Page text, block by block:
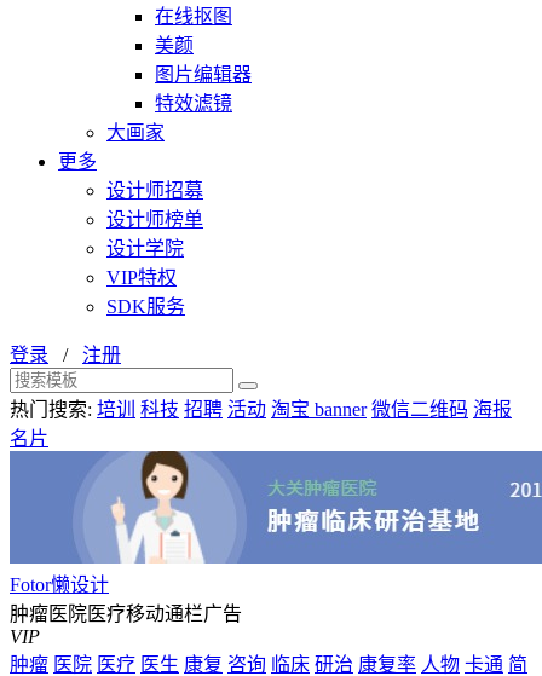
在线抠图
美颜
图片编辑器
特效滤镜
大画家
更多
设计师招募
设计师榜单
设计学院
VIP特权
SDK服务
登录 / 注册
热门搜索: 培训 科技 招聘 活动 淘宝 banner 微信二维码 海报
名片
Fotor懒设计
肿瘤医院医疗移动通栏广告
VIP
肿瘤 医院 医疗 医生 康复 咨询 临床 研治 康复率 人物 卡通 简